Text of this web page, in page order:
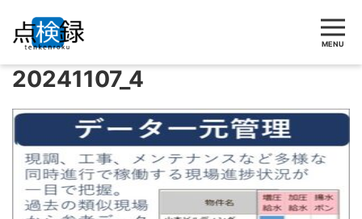
MENU
20241107_4